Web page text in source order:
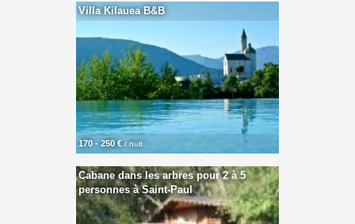
Villa Kilauea B&B
170 - 250 € / nuit
Cabane dans les arbres pour 2 à 5
personnes à Saint-Paul